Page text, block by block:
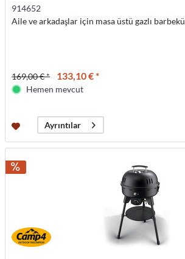
914652
Aile ve arkadaşlar için masa üstü gazlı barbekü
169,00 € * 133,10 € *
Hemen mevcut
Ayrıntılar